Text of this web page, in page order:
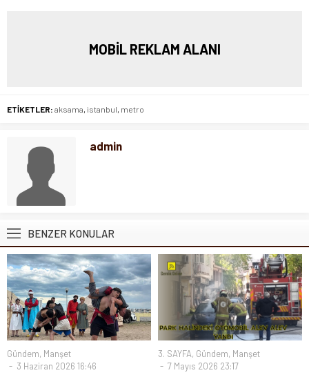
MOBİL REKLAM ALANI
ETİKETLER: aksama istanbul metro
admin
BENZER KONULAR
Gündem, Manşet
3 Haziran 2026 16:46
3. SAYFA, Gündem, Manşet
7 Mayıs 2026 23:17